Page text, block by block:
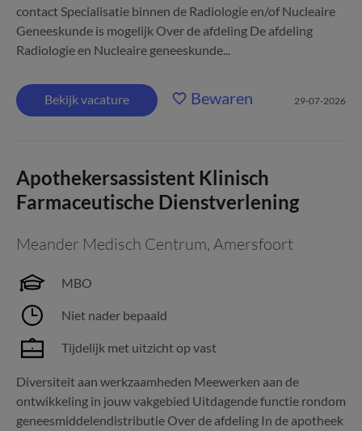
contact Specialisatie binnen de Radiologie en/of Nucleaire
Geneeskunde is mogelijk Over de afdeling De afdeling
Radiologie en Nucleaire geneeskunde...
Bekijk vacature Bewaren 29-07-2026
Apothekersassistent Klinisch
Farmaceutische Dienstverlening
Meander Medisch Centrum, Amersfoort
MBO
Niet nader bepaald
Tijdelijk met uitzicht op vast
Diversiteit aan werkzaamheden Meewerken aan de
ontwikkeling in jouw vakgebied Uitdagende functie rondom
geneesmiddelendistributie Over de afdeling In de apotheek